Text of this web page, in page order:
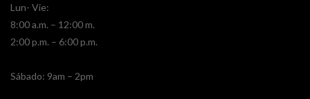
Lun- Vie:
8:00 a.m. – 12:00 m.
2:00 p.m. – 6:00 p.m.
​​Sábado: 9am – 2pm